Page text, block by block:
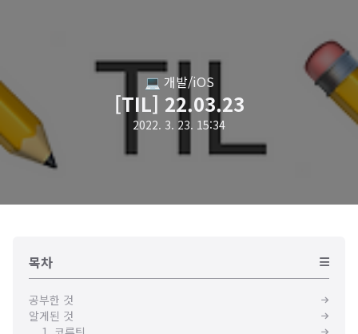
💻 개발/iOS
[TIL] 22.03.23
2022. 3. 23. 15:34
목차
공부한 것
알게된 것